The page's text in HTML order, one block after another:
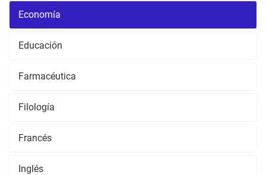
Economía
Educación
Farmacéutica
Filología
Francés
Inglés